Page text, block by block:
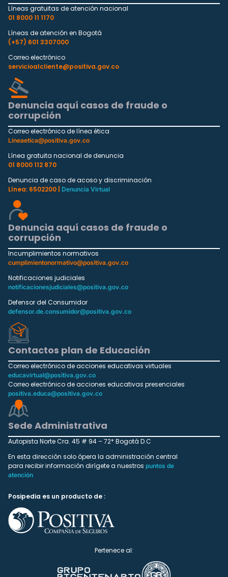
Líneas gratuitas de atención nacional
01 8000 11 1170
Líneas de atención en Bogotá
(+57) 601 3307000
Correo electrónico
servicioalcliente@positiva.gov.co
Denuncia aquí casos de fraude o
corrupción
Correo electrónico de línea ética
Lineaetica@positiva.gov.co
Línea gratuita nacional de denuncia
01 8000 112 870
Denuncia de caso de acoso y discriminación
Línea: 6502200 |
Denuncia Virtual
Denuncia aquí casos de fraude o
corrupción
Incumplimientos normativos
cumplimientonormativo@positiva.gov.co
Notificaciones judiciales
notificacionesjudiciales@positiva.gov.co
Defensor del Consumidor
defensor.de.consumidor@positiva.gov.co
Contactos plan de Educación
Correo electrónico de acciones educativas virtuales
educavirtual@positiva.gov.co
Correo electrónico de acciones educativas presenciales
positiva.educa@positiva.gov.co
Sede Administrativa
Autopista Norte Cra. 45 # 94 – 72* Bogotá D.C
En esta dirección solo ópera la administración central
para recibir información dirígete a nuestros puntos de
atención
Posipedia es un producto de :
Pertenece al: